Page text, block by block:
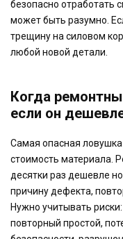
безопасно отработать
может быть разумно.
трещину на силовом
любой новой детали.
Когда
если он
Самая опасная
стоимость материала.
десятки раз дешевле
причину дефекта,
Нужно учитывать
повторный простой,